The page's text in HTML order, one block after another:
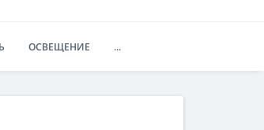
ОСВЕЩЕНИЕ ...